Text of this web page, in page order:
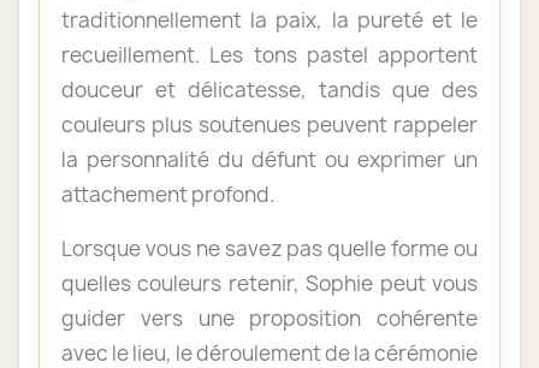
traditionnellement la paix, la pureté et le
recueillement. Les tons pastel apportent
douceur et délicatesse, tandis que des
couleurs plus soutenues peuvent rappeler
la personnalité du défunt ou exprimer un
attachement profond.
Lorsque vous ne savez pas quelle forme ou
quelles couleurs retenir, Sophie peut vous
guider vers une proposition cohérente
avec le lieu, le déroulement de la cérémonie